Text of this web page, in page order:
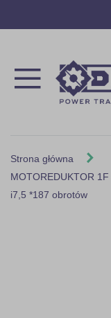
Strona główna
MOTOREDUKTOR
i7,5 *187 obrotów